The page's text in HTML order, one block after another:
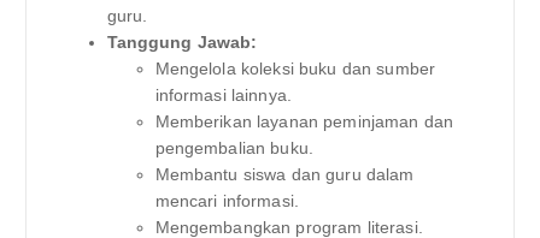
guru.
Tanggung Jawab:
Mengelola koleksi buku dan sumber
informasi lainnya.
Memberikan layanan peminjaman dan
pengembalian buku.
Membantu siswa dan guru dalam
mencari informasi.
Mengembangkan program literasi.